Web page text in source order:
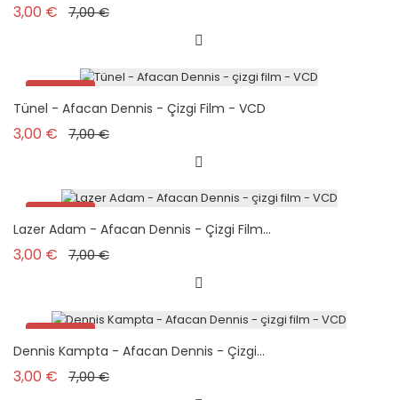
3,00 € Prix de base
7,00 €Prix
Promo !
Tünel - Afacan Dennis - Çizgi Film - VCD
3,00 € Prix de base
7,00 €Prix
Promo !
Lazer Adam - Afacan Dennis - Çizgi Film...
3,00 € Prix de base
7,00 €Prix
Promo !
Dennis Kampta - Afacan Dennis - Çizgi...
3,00 € Prix de base
7,00 €Prix